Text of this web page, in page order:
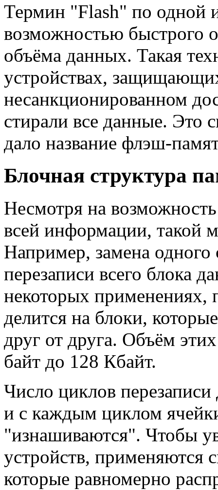
Термин "Flash" по одной
возможностью быстрого
объёма данных. Такая
устройствах,
несанкционированном
стирали все данные. Это
дало название флэш-
Блочная структура
Несмотря на
всей информации, такой
Например, замена одного
перезаписи всего блока
некоторых применениях,
делится на блоки,
друг от друга. Объём
байт до 128 Кбайт.
Число циклов
и с каждым циклом
"изнашиваются". Чтобы
устройств, применяются
которые равномерно